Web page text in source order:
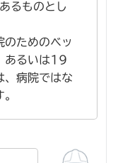
るものとし
のためのベッ
あるいは19
、病院ではな